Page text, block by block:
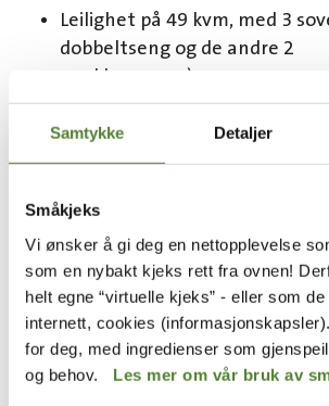
Samtykke Detaljer
Småkjeks
Vi ønsker å gi deg en nettopplevelse
som en nybakt kjeks rett fra ovnen!
helt egne “virtuelle kjeks” - eller som
internett, cookies
for deg, med ingredienser som
og behov. Les mer om vår bruk av
Leilighet på 49 kvm, med 3
dobbeltseng og de andre 2
med køyeseng).
Plass til 2 personer på
Stue med minikøkken,
Leiligheten ligger i 2. etasje.
Hvem er Skalken?
Skalken er, i følge han selv,
Skipskokk. Han har hyre om bord på
Dame, Kaptein Sabeltanns Stolte
Mannskapet om bord mener at